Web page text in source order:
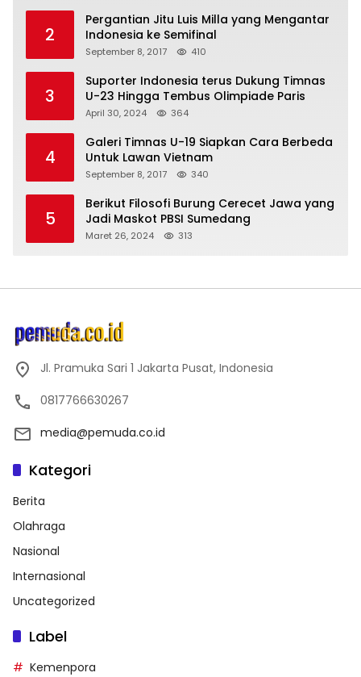
2
Pergantian Jitu Luis Milla yang Mengantar
Indonesia ke Semifinal
September 8, 2017 410
3
Suporter Indonesia terus Dukung Timnas
U-23 Hingga Tembus Olimpiade Paris
April 30, 2024 364
4
Galeri Timnas U-19 Siapkan Cara Berbeda
Untuk Lawan Vietnam
September 8, 2017 340
5
Berikut Filosofi Burung Cerecet Jawa yang
Jadi Maskot PBSI Sumedang
Maret 26, 2024 313
Jl. Pramuka Sari 1 Jakarta Pusat, Indonesia
0817766630267
media@pemuda.co.id
Kategori
Berita
Olahraga
Nasional
Internasional
Uncategorized
Label
Kemenpora